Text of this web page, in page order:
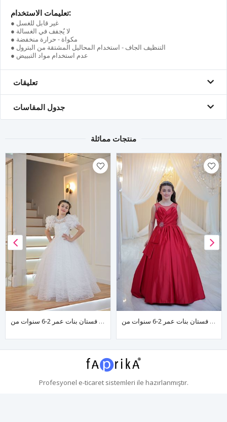
تعليمات الاستخدام:
● غير قابل للغسل
● لا يُجفف في الغسالة
● مكواة - حرارة منخفضة
● التنظيف الجاف - استخدام المحاليل المشتقة من البترول
● عدم استخدام مواد التبييض
تعليقات
جدول المقاسات
منتجات مماثلة
فستان بنات عمر 2-6 سنوات من Caeli رقم 20126 أبيض مائل للبيج فستان بنات عمر 2-6 سنوات من Ventus رقم 20144 أحمر
Profesyonel e-ticaretsistemleri ile hazırlanmıştır.